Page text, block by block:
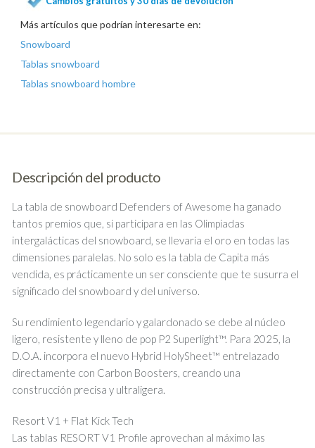
Más artículos que podrían interesarte en:
Snowboard
Tablas snowboard
Tablas snowboard hombre
Descripción del producto
La tabla de snowboard Defenders of Awesome ha ganado
tantos premios que, si participara en las Olimpiadas
intergalácticas del snowboard, se llevaría el oro en todas las
dimensiones paralelas. No solo es la tabla de Capita más
vendida, es prácticamente un ser consciente que te susurra el
significado del snowboard y del universo.
Su rendimiento legendario y galardonado se debe al núcleo
ligero, resistente y lleno de pop P2 Superlight™. Para 2025, la
D.O.A. incorpora el nuevo Hybrid HolySheet™ entrelazado
directamente con Carbon Boosters, creando una
construcción precisa y ultraligera.
Resort V1 + Flat Kick Tech
Las tablas RESORT V1 Profile aprovechan al máximo las